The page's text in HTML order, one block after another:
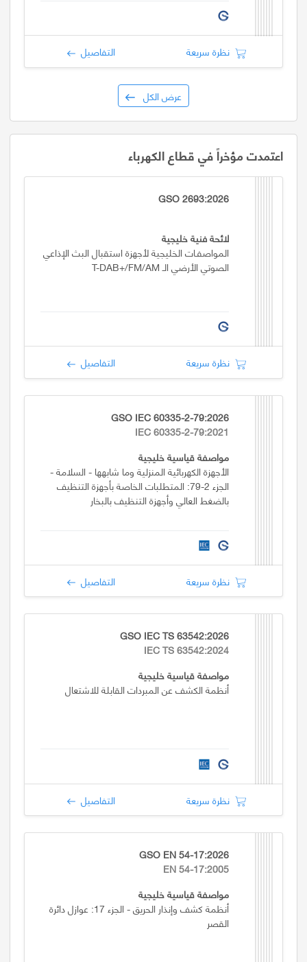
نظرة سريعة التفاصيل
عرض الكل
اعتمدت مؤخراً في قطاع الكهرباء
GSO 2693:2026
لائحة فنية خليجية
المواصفـات الخليجية لأجهزة استقبال البث الإذاعي
الصوتي الأرضي الـ T-DAB+/FM/AM
نظرة سريعة التفاصيل
GSO IEC 60335-2-79:2026
IEC 60335-2-79:2021
مواصفة قياسية خليجية
الأجهزة الكهربائية المنزلية وما شابهها - السلامة -
الجزء 2-79: المتطلبات الخاصة بأجهزة التنظيف
بالضغط العالي وأجهزة التنظيف بالبخار
نظرة سريعة التفاصيل
GSO IEC TS 63542:2026
IEC TS 63542:2024
مواصفة قياسية خليجية
أنظمة الكشف عن المبردات القابلة للاشتعال
نظرة سريعة التفاصيل
GSO EN 54-17:2026
EN 54-17:2005
مواصفة قياسية خليجية
أنظمة كشف وإنذار الحريق - الجزء 17: عوازل دائرة
القصر